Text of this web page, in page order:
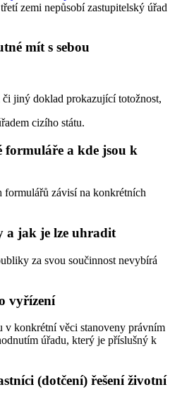
zemi nepůsobí zastupitelský úřad
mít s sebou
jiný doklad prokazující totožnost,
cizího státu.
formuláře a kde jsou k
závisí na konkrétních
a jak je lze uhradit
za svou součinnost nevybírá
vyřízení
v konkrétní věci stanoveny právním
úřadu, který je příslušný k
(dotčení) řešení životní